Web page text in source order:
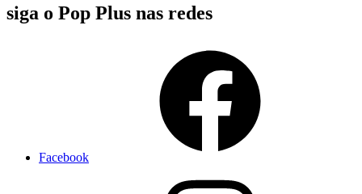
siga o Pop Plus nas redes
Facebook